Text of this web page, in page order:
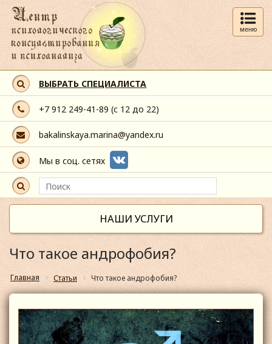
меню
ВЫБРАТЬ СПЕЦИАЛИСТА
+7 912 249-41-89 (с 12 до 22)
bakalinskaya.marina@yandex.ru
Мы в соц. сетях
НАШИ УСЛУГИ
Что такое андрофобия?
Главная Статьи Что такое андрофобия?